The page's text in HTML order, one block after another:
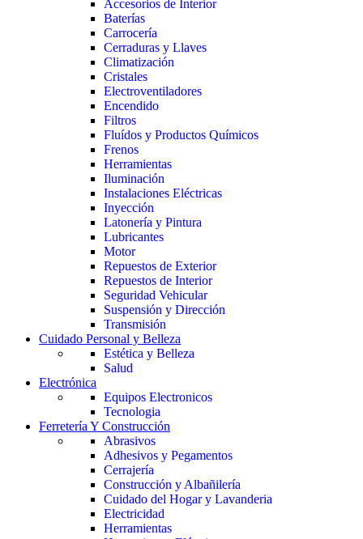
Accesorios de Interior
Baterías
Carrocería
Cerraduras y Llaves
Climatización
Cristales
Electroventiladores
Encendido
Filtros
Fluídos y Productos Químicos
Frenos
Herramientas
Iluminación
Instalaciones Eléctricas
Inyección
Latonería y Pintura
Lubricantes
Motor
Repuestos de Exterior
Repuestos de Interior
Seguridad Vehicular
Suspensión y Dirección
Transmisión
Cuidado Personal y Belleza
Estética y Belleza
Salud
Electrónica
Equipos Electronicos
Tecnologia
Ferretería Y Construcción
Abrasivos
Adhesivos y Pegamentos
Cerrajería
Construcción y Albañilería
Cuidado del Hogar y Lavanderia
Electricidad
Herramientas